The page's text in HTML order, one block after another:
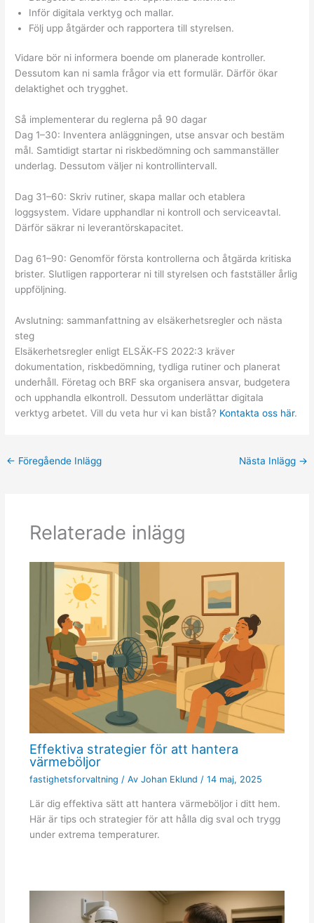
Inför digitala verktyg och mallar.
Följ upp åtgärder och rapportera till styrelsen.
Vidare bör ni informera boende om planerade kontroller.
Dessutom kan ni samla frågor via ett formulär. Därför ökar
delaktighet och trygghet.
Så implementerar du reglerna på 90 dagar
Dag 1–30: Inventera anläggningen, utse ansvar och bestäm
mål. Samtidigt startar ni riskbedömning och sammanställer
underlag. Dessutom väljer ni kontrollintervall.
Dag 31–60: Skriv rutiner, skapa mallar och etablera
loggsystem. Vidare upphandlar ni kontroll och serviceavtal.
Därför säkrar ni leverantörskapacitet.
Dag 61–90: Genomför första kontrollerna och åtgärda kritiska
brister. Slutligen rapporterar ni till styrelsen och fastställer årlig
uppföljning.
Avslutning: sammanfattning av elsäkerhetsregler och nästa
steg
Elsäkerhetsregler enligt ELSÄK‑FS 2022:3 kräver
dokumentation, riskbedömning, tydliga rutiner och planerat
underhåll. Företag och BRF ska organisera ansvar, budgetera
och upphandla elkontroll. Dessutom underlättar digitala
verktyg arbetet. Vill du veta hur vi kan bistå? Kontakta oss här.
← Föregående Inlägg Nästa Inlägg →
Relaterade inlägg
Effektiva strategier för att hantera
värmeböljor
fastighetsforvaltning / Av Johan Eklund / 14 maj, 2025
Lär dig effektiva sätt att hantera värmeböljor i ditt hem.
Här är tips och strategier för att hålla dig sval och trygg
under extrema temperaturer.